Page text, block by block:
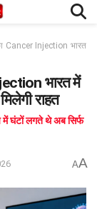
Cancer Injection भारत
भारत में
राहत
घंटों लगते थे अब सिर्फ
AA